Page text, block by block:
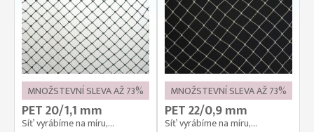
MNOŽSTEVNÍ SLEVA AŽ 73%
PET 20/1,1 mm
Síť vyrábíme na míru,...
MNOŽSTEVNÍ SLEVA AŽ 73%
PET 22/0,9 mm
Síť vyrábíme na míru,...